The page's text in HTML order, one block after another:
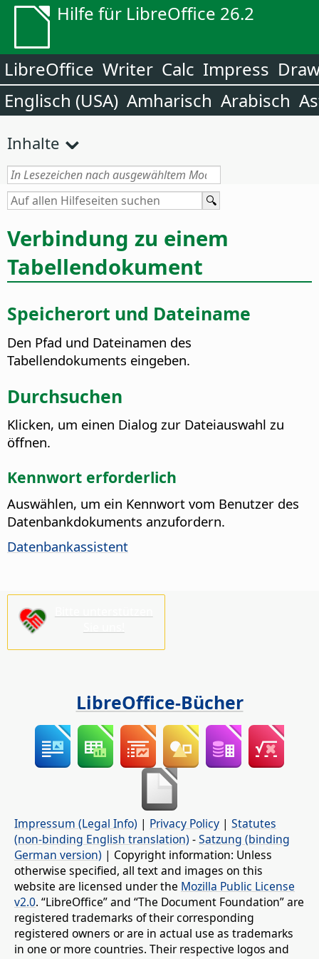
Hilfe für LibreOffice 26.2
LibreOffice Writer Calc Impress
Englisch (USA) Amharisch Arabisch
Inhalte
Verbindung zu einem
Tabellendokument
Speicherort und Dateiname
Den Pfad und Dateinamen des
Tabellendokuments eingeben.
Durchsuchen
Klicken, um einen Dialog zur Dateiauswahl zu
öffnen.
Kennwort erforderlich
Auswählen, um ein Kennwort vom Benutzer des
Datenbankdokuments anzufordern.
Datenbankassistent
LibreOffice-Bücher
Impressum (Legal Info) | Privacy Policy | Statutes
(non-binding English translation) -Satzung (binding
German version) | Copyright information: Unless
otherwise specified, all text and images on this
website are licensed under the Mozilla Public License
v2.0. “LibreOffice” and “The Document Foundation” are
registered trademarks of their corresponding
registered owners or are in actual use as trademarks
in one or more countries. Their respective logos and